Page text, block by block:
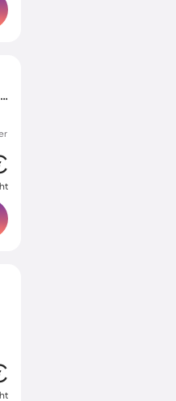
Voll ausgestattetes schönes Ferienhaus mit Garten, Terrasse und Sauna | Naturblick